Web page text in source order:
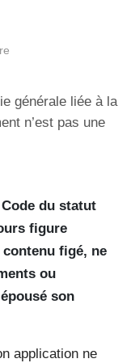
du statut
figure
contenu figé, ne
ou
son
application ne